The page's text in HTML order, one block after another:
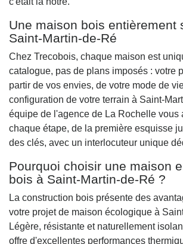
Une maison bois entièrement
Saint-Martin-de-Ré
Chez Trecobois, chaque maison est
catalogue, pas de plans imposés : votre
partir de vos envies, de votre mode de
configuration de votre terrain à Saint-
équipe de l'agence de La Rochelle vous
chaque étape, de la première esquisse
des clés, avec un interlocuteur unique
Pourquoi choisir une maison
bois à Saint-Martin-de-Ré ?
La construction bois présente des
votre projet de maison écologique à
Légère, résistante et naturellement
offre d'excellentes performances